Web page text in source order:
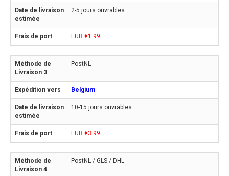
2-5 jours ouvrables
EUR €1.99
PostNL
Belgium
10-15 jours ouvrables
EUR €3.99
PostNL / GLS / DHL